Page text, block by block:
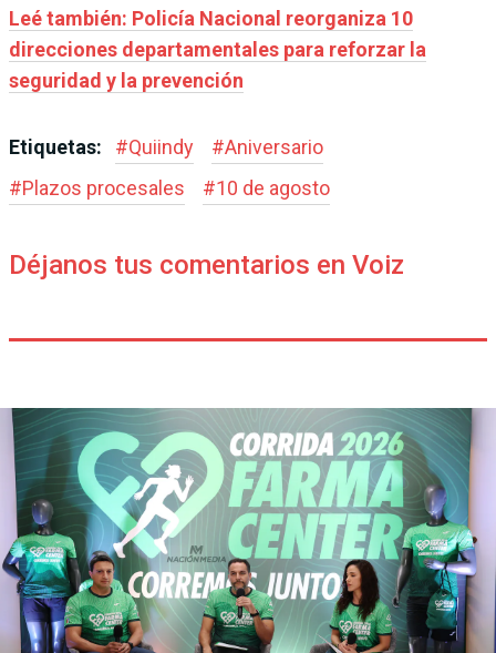
Leé también: Policía Nacional reorganiza 10
direcciones departamentales para reforzar la
seguridad y la prevención
Etiquetas: #Quiindy #Aniversario
#Plazos procesales #10 de agosto
Déjanos tus comentarios en Voiz